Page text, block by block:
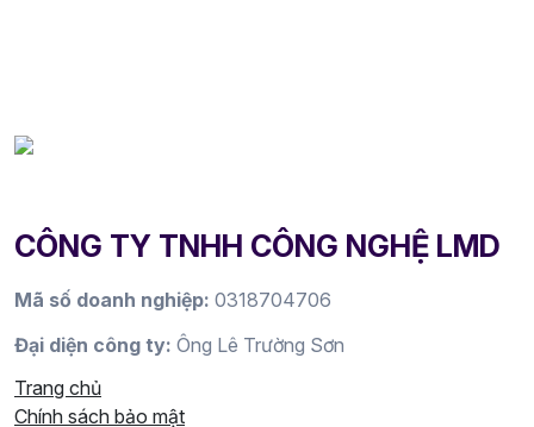
CÔNG TY TNHH CÔNG NGHỆ LMD
Mã số doanh nghiệp: 0318704706
Đại diện công ty: Ông Lê Trường Sơn
Trang chủ
Chính sách bảo mật